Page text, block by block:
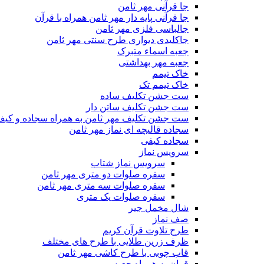
جا قرآنی مهر ثامن
جا قرآنی پایه دار مهر ثامن همراه با قرآن
جالباسی فلزی مهر ثامن
جاکلیدی دیواری طرح سنتی مهر ثامن
جعبه اسماء متبرک
جعبه مهر بهداشتی
خاک تیمم
خاک تیمم تک
ست جشن تکلیف ساده
ست جشن تکلیف ساتن دار
ست جشن تکلیف مهر ثامن به همراه سجاده و
سجاده قالیچه ای نماز مهر ثامن
سجاده کیفی
سرویس نماز
سرویس نماز شتاب
سفره صلوات دو متری مهر ثامن
سفره صلوات سه متری مهر ثامن
سفره صلوات یک متری
شال مخمل جیر
صف نماز
طرح تلاوت قرآن کریم
ظرف زرین طلایی با طرح های مختلف
قاب چوبی با طرح کاشی مهر ثامن